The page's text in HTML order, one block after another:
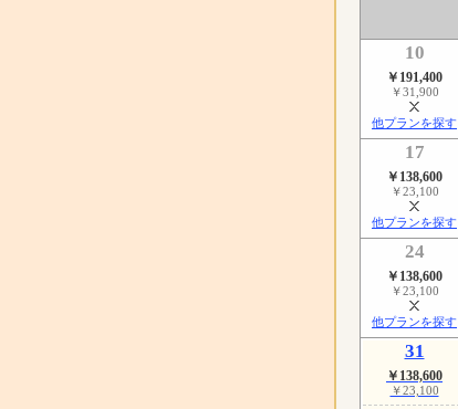
10
￥191,400
￥31,900
他プランを探す
17
￥138,600
￥23,100
他プランを探す
24
￥138,600
￥23,100
他プランを探す
31
￥138,600
￥23,100